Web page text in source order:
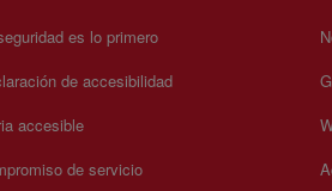
es lo primero
de accesibilidad
accesible
de servicio